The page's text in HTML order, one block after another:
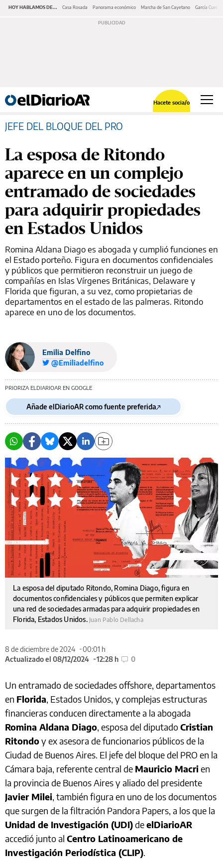
HOY HABLAMOS DE... Casa Rosada Panorama económico Marcha de San Cayetano García Cuerva
Hacete socia/o
JEFE DEL BLOQUE DEL PRO
La esposa de Ritondo
aparece en un complejo
entramado de sociedades
para adquirir propiedades
en Estados Unidos
Romina Aldana Diago es abogada y cumplió funciones en
el Estado porteño. Figura en documentos confidenciales
y públicos que permitieron reconstruir un juego de
compañías en Islas Vírgenes Británicas, Delaware y
Florida que figuran, a su vez, como propietarias de
departamentos en el estado de las palmeras. Ritondo
aparece en uno de los documentos.
Emilia Delfino
@Emiliadelfino
PRIORIZA ELDIARIOAR EN GOOGLE
Añade elDiarioAR como fuente preferida
La esposa del diputado Ritondo, Romina Diago, figura en
documentos confidenciales y públicos que permiten explicar
una red de sociedades armadas para adquirir propiedades en
Florida, Estados Unidos. Juan Pablo Dellacha
8 de diciembre de 2024
00:01 h
Actualizado el 08/12/2024
12:28 h 0
Un entramado de sociedades offshore, departamentos
en Florida, Estados Unidos, y complejas estructuras
financieras conducen directamente a la abogada
Romina Aldana Diago, esposa del diputadoCristian
Ritondoy ex asesora de funcionarios públicos de la
Ciudad de Buenos Aires. El jefe del bloque del PRO en la
Cámara baja, referente central de Mauricio Macrien
la provincia de Buenos Aires y aliado del presidente
Javier Milei, también figura en uno de los documentos
que surgen de la filtración Pandora Papers, a los que la
Unidad de Investigación (UDI)deelDiarioAR
accedió junto al Centro Latinoamericano de
Investigación Periodística (CLIP).